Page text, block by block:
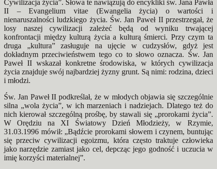
Cywilizacja życia”. Słowa te nawiązują do encykliki św. Jana Pawła
II – Evangelium vitae (Ewangelia życia) o wartości i
nienaruszalności ludzkiego życia. Św. Jan Paweł II przestrzegał, że
losy naszej cywilizacji zależeć będą od wyniku trwającej
konfrontacji między kulturą życia a kulturą śmierci. Przy czym ta
druga „kultura” zasługuje na ujęcie w cudzysłów, gdyż jest
dokładnym przeciwieństwem tego co to słowo oznacza. Św. Jan
Paweł II wskazał konkretne środowiska, w których cywilizacja
życia znajduje swój najbardziej żyzny grunt. Są nimi: rodzina, dzieci
i młodzi.
Św. Jan Paweł II podkreślał, że w młodych objawia się szczególnie
silna „wola życia”, w ich marzeniach i nadziejach. Dlatego też do
nich kierował szczególną prośbę, by stawali się „prorokami życia”.
W Orędziu na XI Światowy Dzień Młodzieży, w Rzymie,
31.03.1996 mówił: „Bądźcie prorokami słowem i czynem, buntując
się przeciw cywilizacji egoizmu, która często traktuje człowieka
jako narzędzie zamiast jako cel, depcząc jego godność i uczucia w
imię korzyści materialnej”.